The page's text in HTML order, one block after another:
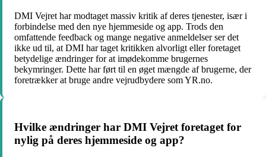
DMI Vejret har modtaget massiv kritik af deres tjenester, især i
forbindelse med den nye hjemmeside og app. Trods den
omfattende feedback og mange negative anmeldelser ser det
ikke ud til, at DMI har taget kritikken alvorligt eller foretaget
betydelige ændringer for at imødekomme brugernes
bekymringer. Dette har ført til en øget mængde af brugerne, der
foretrækker at bruge andre vejrudbydere som YR.no.
Hvilke ændringer har DMI Vejret foretaget for
nylig på deres hjemmeside og app?